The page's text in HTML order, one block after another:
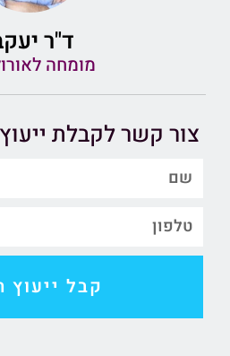
ד"ר
מומחה
צור קשר לקבלת ייעוץ
קבל ייעוץ